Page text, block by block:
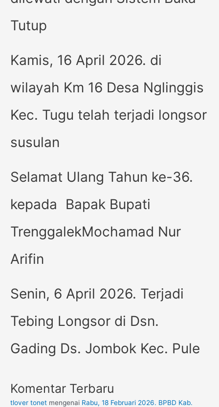
Tutup
Kamis, 16 April 2026. di
wilayah Km 16 Desa Nglinggis
Kec. Tugu telah terjadi longsor
susulan
Selamat Ulang Tahun ke-36.
kepada Bapak Bupati
TrenggalekMochamad Nur
Arifin
Senin, 6 April 2026. Terjadi
Tebing Longsor di Dsn.
Gading Ds. Jombok Kec. Pule
Komentar Terbaru
tlover tonet mengenai Rabu, 18 Februari 2026. BPBD Kab.